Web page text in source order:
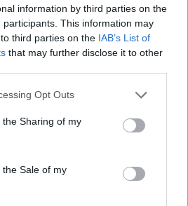
information by third parties on the
participants. This information may
third parties on the IAB’s List of
that may further disclose it to other
app uses one or more Google
usage behaviour. You may click to
Google and its third-party tags to
purposes in below Google
Opt Outs
Sharing of my
Sale of my